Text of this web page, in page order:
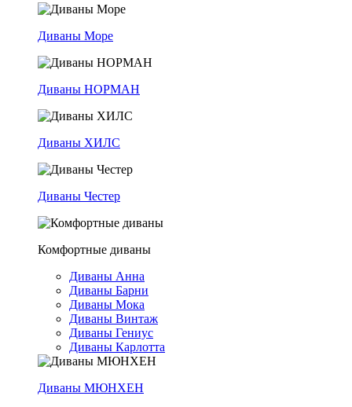
Диваны Море
Диваны НОРМАН
Диваны ХИЛС
Диваны Честер
Комфортные диваны
Диваны Анна
Диваны Барни
Диваны Мока
Диваны Винтаж
Диваны Гениус
Диваны Карлотта
Диваны МЮНХЕН